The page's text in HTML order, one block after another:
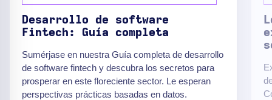
Desarrollo de software
Fintech: Guía completa
Sumérjase en nuestra Guía completa de desarrollo
de software fintech y descubra los secretos para
prosperar en este floreciente sector. Le esperan
perspectivas prácticas basadas en datos.